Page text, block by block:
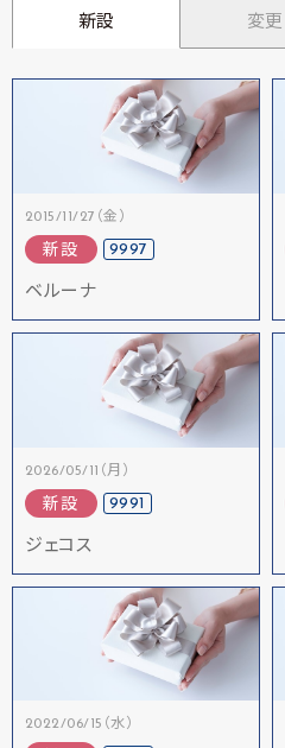
新設 変更
2015/11/27（金）
新設 9997
ベルーナ
2026/05/11（月）
新設 9991
ジェコス
2022/06/15（水）